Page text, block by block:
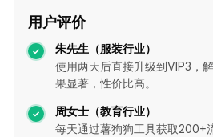
用户评价
朱先生（服装行业）
使用两天后直接升级到VIP3，
果显著，性价比高。
周女士（教育行业）
每天通过薯狗狗工具获取200+